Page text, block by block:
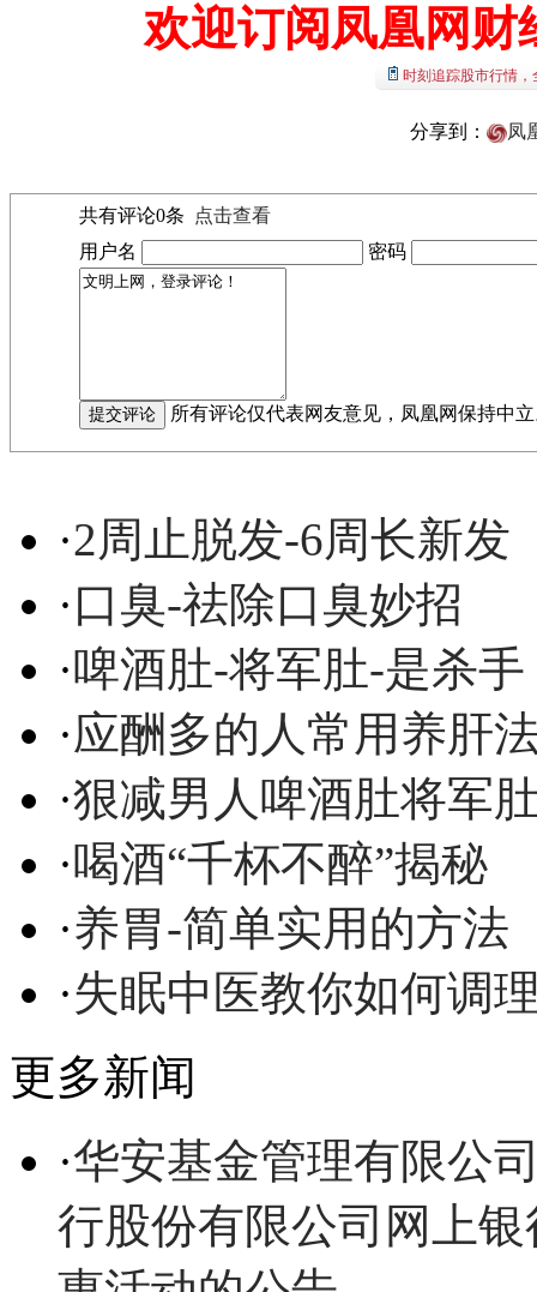
欢迎订阅凤凰网财
时刻追踪股市行情
分享到： 凤
共有评论0条
点击查看
用户名
密码
所有评论仅代表网友意见，凤凰网保持中
·2周止脱发-6周长新发
·口臭-祛除口臭妙招
·啤酒肚-将军肚-是杀手
·应酬多的人常用养肝
·狠减男人啤酒肚将军
·喝酒“千杯不醉”揭秘
·养胃-简单实用的方法
·失眠中医教你如何调
更多新闻
·华安基金管理有限公
行股份有限公司网上